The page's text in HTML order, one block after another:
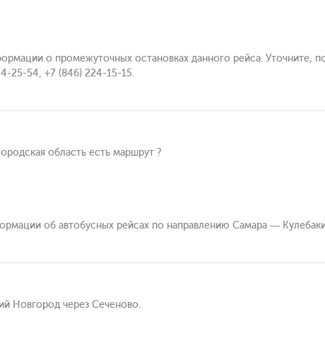
о промежуточных остановках данного рейса. Уточните,
25-54, +7 (846) 224-15-15.
область есть маршрут ?
об автобусных рейсах по направлению Самара —
Новгород через Сеченово.